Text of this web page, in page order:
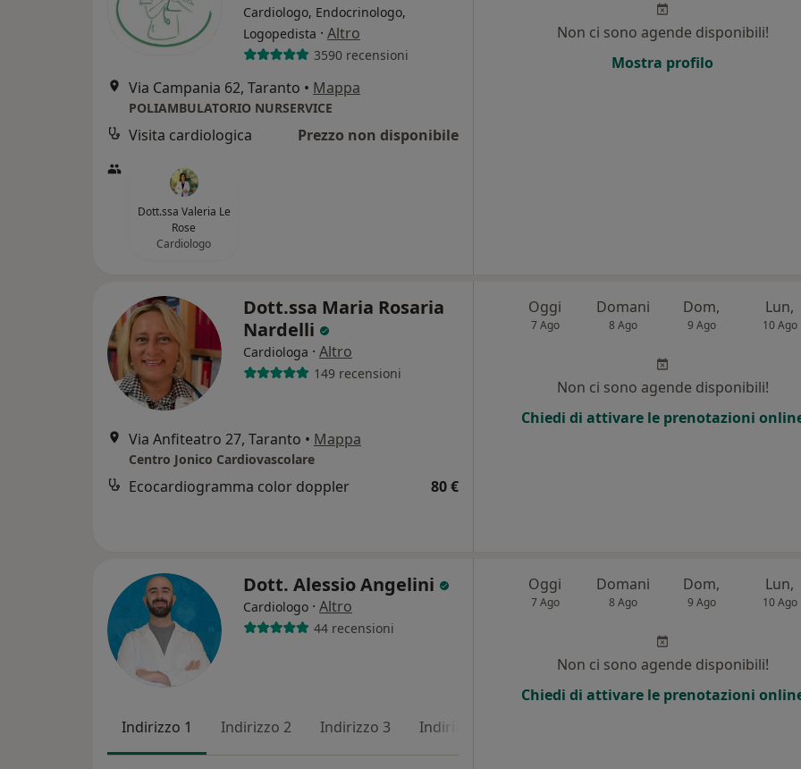
Cardiologo, Endocrinologo,
Logopedista · Altro
3590 recensioni
Via Campania 62, Taranto • Mappa
POLIAMBULATORIO NURSERVICE
Visita cardiologica Prezzo non disponibile
Dott.ssa Valeria Le
Rose
Cardiologo
Non ci sono agende disponibili!
Mostra profilo
Dott.ssa Maria Rosaria
Nardelli
Cardiologa · Altro
149 recensioni
Via Anfiteatro 27, Taranto • Mappa
Centro Jonico Cardiovascolare
Ecocardiogramma color doppler 80 €
Oggi
7 Ago
Domani
8 Ago
Dom,
9 Ago
Lun,
10 Ago
Non ci sono agende disponibili!
Chiedi di attivare le prenotazioni
Dott. Alessio Angelini
Cardiologo · Altro
44 recensioni
Indirizzo 1 Indirizzo 2 Indirizzo 3 Indirizzo 4
Oggi
7 Ago
Domani
8 Ago
Dom,
9 Ago
Lun,
10 Ago
Non ci sono agende disponibili!
Chiedi di attivare le prenotazioni